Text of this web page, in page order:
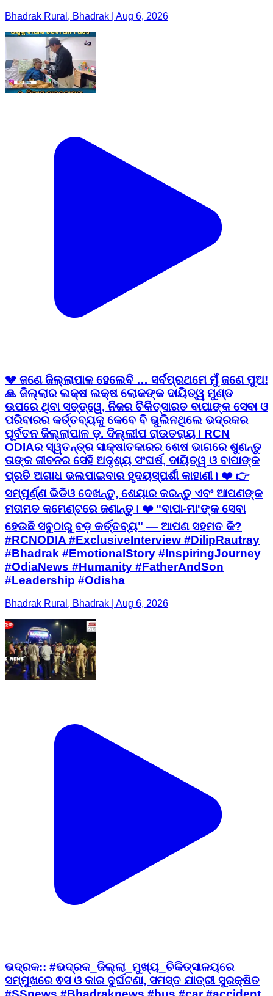
Bhadrak Rural, Bhadrak | Aug 6, 2026
💔 ଜଣେ ଜିଲ୍ଲାପାଳ ହେଲେବି … ସର୍ବପ୍ରଥମେ ମୁଁ ଜଣେ ପୁଅ!
🙏 ଜିଲ୍ଲାର ଲକ୍ଷ ଲକ୍ଷ ଲୋକଙ୍କ ଦାୟିତ୍ୱ ମୁଣ୍ଡ
ଉପରେ ଥିବା ସତ୍ତ୍ୱେ, ନିଜର ଚିକିତ୍ସାରତ ବାପାଙ୍କ ସେବା ଓ
ପରିବାରର କର୍ତ୍ତବ୍ୟକୁ କେବେ ବି ଭୁଲିନଥିଲେ ଭଦ୍ରକର
ପୂର୍ବତନ ଜିଲ୍ଲାପାଳ ଡ଼. ଦିଲ୍ଲୀପ ରାଉତରାୟ। RCN
ODIAର ସ୍ୱତନ୍ତ୍ର ସାକ୍ଷାତକାରର ଶେଷ ଭାଗରେ ଶୁଣନ୍ତୁ
ତାଙ୍କ ଜୀବନର ସେହି ଅଦୃଶ୍ୟ ସଂଘର୍ଷ, ଦାୟିତ୍ୱ ଓ ବାପାଙ୍କ
ପ୍ରତି ଅଗାଧ ଭଲପାଇବାର ହୃଦୟସ୍ପର୍ଶୀ କାହାଣୀ। ❤️ 👉
ସମ୍ପୂର୍ଣ୍ଣ ଭିଡିଓ ଦେଖନ୍ତୁ, ଶେୟାର କରନ୍ତୁ ଏବଂ ଆପଣଙ୍କ
ମତାମତ କମେଣ୍ଟରେ ଜଣାନ୍ତୁ। ❤️ "ବାପା-ମା'ଙ୍କ ସେବା
ହେଉଛି ସବୁଠାରୁ ବଡ଼ କର୍ତ୍ତବ୍ୟ" — ଆପଣ ସହମତ କି?
#RCNODIA #ExclusiveInterview #DilipRautray
#Bhadrak #EmotionalStory #InspiringJourney
#OdiaNews #Humanity #FatherAndSon
#Leadership #Odisha
Bhadrak Rural, Bhadrak | Aug 6, 2026
ଭଦ୍ରକ:: #ଭଦ୍ରକ_ଜିଲ୍ଲା_ମୁଖ୍ୟ_ଚିକିତ୍ସାଳୟରେ
ସମ୍ମୁଖରେ ଵସ ଓ କାର ଦୁର୍ଘଟଣା, ସମସ୍ତ ଯାତ୍ରୀ ସୁରକ୍ଷିତ